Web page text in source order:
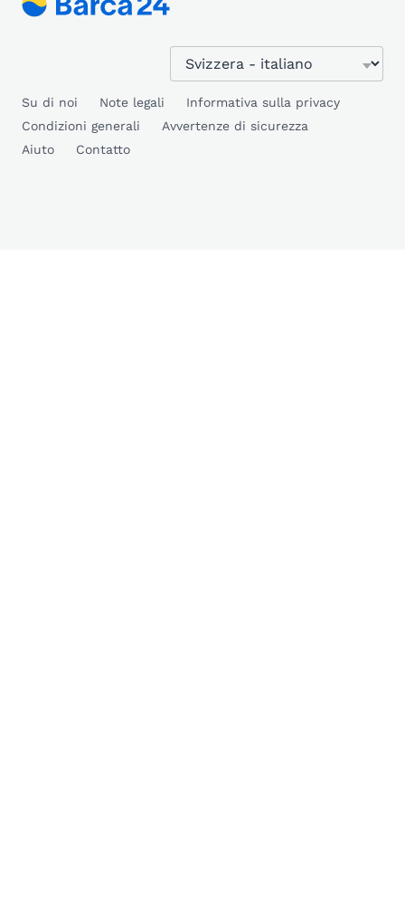
Su di noi Note legali
Informativa sulla privacy
Condizioni generali
Avvertenze di sicurezza
Aiuto
Contatto